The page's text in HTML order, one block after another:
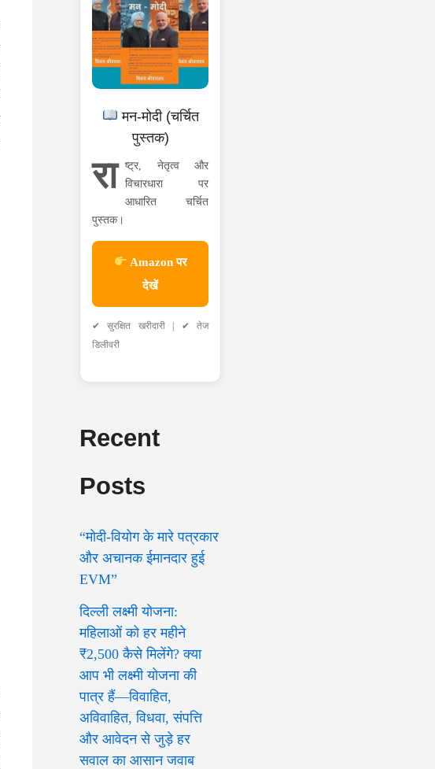
मन-मोदी (चर्चित
पुस्तक)
रा
ष्ट्र, नेतृत्व और
विचारधारा पर
आधारित चर्चित
पुस्तक।
Amazon पर
देखें
✔ सुरक्षित खरीदारी | ✔ तेज
डिलीवरी
Recent
Posts
“मोदी-वियोग के मारे पत्रकार
और अचानक ईमानदार हुई
EVM”
दिल्ली लक्ष्मी योजना:
महिलाओं को हर महीने
₹2,500 कैसे मिलेंगे? क्या
आप भी लक्ष्मी योजना की
पात्र हैं—विवाहित,
अविवाहित, विधवा, संपत्ति
और आवेदन से जुड़े हर
सवाल का आसान जवाब